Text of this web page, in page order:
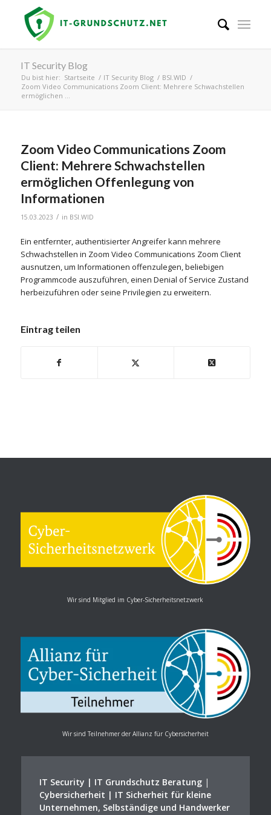
IT Security Blog
Du bist hier: Startseite / IT Security Blog / BSI.WID /
Zoom Video Communications Zoom Client: Mehrere Schwachstellen
ermöglichen ...
Zoom Video Communications Zoom
Client: Mehrere Schwachstellen
ermöglichen Offenlegung von
Informationen
15.03.2023 / in BSI.WID
Ein entfernter, authentisierter Angreifer kann mehrere
Schwachstellen in Zoom Video Communications Zoom Client
ausnutzen, um Informationen offenzulegen, beliebigen
Programmcode auszuführen, einen Denial of Service Zustand
herbeizuführen oder seine Privilegien zu erweitern.
Eintrag teilen
Wir sind Mitglied im Cyber-Sicherheitsnetzwerk
Wir sind Teilnehmer der Allianz für Cybersicherheit
IT Security | IT Grundschutz Beratung|
Cybersicherheit | IT Sicherheit für kleine
Unternehmen, Selbständige und Handwerker